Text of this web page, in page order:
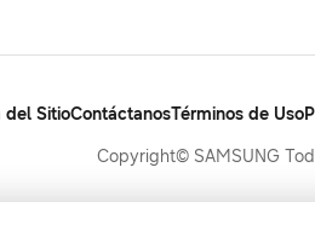
del SitioContáctanosTérminos de Uso
Copyright© SAMSUNG